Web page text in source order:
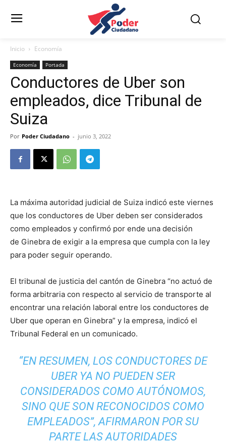
Inicio Economía
Economía Portada
Conductores de Uber son
empleados, dice Tribunal de
Suiza
Por Poder Ciudadano - junio 3, 2022
La máxima autoridad judicial de Suiza indicó este viernes
que los conductores de Uber deben ser considerados
como empleados y confirmó por ende una decisión
de Ginebra de exigir a la empresa que cumpla con la ley
para poder seguir operando.
El tribunal de justicia del cantón de Ginebra “no actuó de
forma arbitraria con respecto al servicio de transporte al
encontrar una relación laboral entre los conductores de
Uber que operan en Ginebra” y la empresa, indicó el
Tribunal Federal en un comunicado.
“EN RESUMEN, LOS CONDUCTORES DE
UBER YA NO PUEDEN SER
CONSIDERADOS COMO AUTÓNOMOS,
SINO QUE SON RECONOCIDOS COMO
EMPLEADOS”, AFIRMARON POR SU
PARTE LAS AUTORIDADES